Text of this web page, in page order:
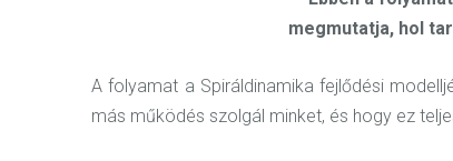
megmutatja, hol
A folyamat a Spiráldinamika fejlődési
más működés szolgál minket, és hogy ez